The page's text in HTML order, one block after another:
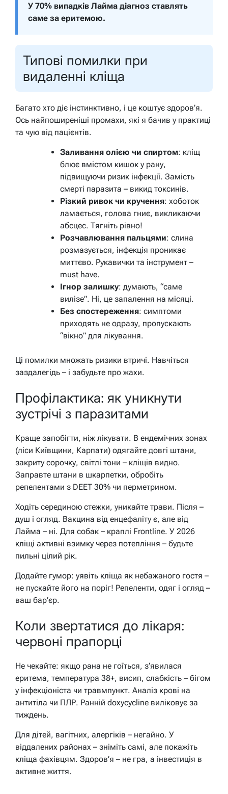
У 70% випадків Лайма діагноз ставлять
саме за еритемою.
Типові помилки при
видаленні кліща
Багато хто діє інстинктивно, і це коштує здоров’я.
Ось найпоширеніші промахи, які я бачив у практиці
та чую від пацієнтів.
Заливання олією чи спиртом: кліщ
блює вмістом кишок у рану,
підвищуючи ризик інфекції. Замість
смерті паразита – викид токсинів.
Різкий ривок чи кручення: хоботок
ламається, голова гниє, викликаючи
абсцес. Тягніть рівно!
Розчавлювання пальцями: слина
розмазується, інфекція проникає
миттєво. Рукавички та інструмент –
must have.
Ігнор залишку: думають, “саме
вилізе”. Ні, це запалення на місяці.
Без спостереження: симптоми
приходять не одразу, пропускають
“вікно” для лікування.
Ці помилки множать ризики втричі. Навчіться
заздалегідь – і забудьте про жахи.
Профілактика: як уникнути
зустрічі з паразитами
Краще запобігти, ніж лікувати. В ендемічних зонах
(ліси Київщини, Карпати) одягайте довгі штани,
закриту сорочку, світлі тони – кліщів видно.
Заправте штани в шкарпетки, обробіть
репелентами з DEET 30% чи перметрином.
Ходіть серединою стежки, уникайте трави. Після –
душ і огляд. Вакцина від енцефаліту є, але від
Лайма – ні. Для собак – краплі Frontline. У 2026
кліщі активні взимку через потепління – будьте
пильні цілий рік.
Додайте гумор: уявіть кліща як небажаного гостя –
не пускайте його на поріг! Репеленти, одяг і огляд –
ваш бар’єр.
Коли звертатися до лікаря:
червоні прапорці
Не чекайте: якщо рана не гоїться, з’явилася
еритема, температура 38+, висип, слабкість – бігом
у інфекціоніста чи травмпункт. Аналіз крові на
антитіла чи ПЛР. Ранній doxycycline виліковує за
тиждень.
Для дітей, вагітних, алергіків – негайно. У
віддалених районах – зніміть самі, але покажіть
кліща фахівцям. Здоров’я – не гра, а інвестиція в
активне життя.